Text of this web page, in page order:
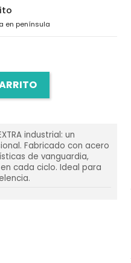
en península
industrial: un
Fabricado con acero
de vanguardia,
cada ciclo. Ideal para